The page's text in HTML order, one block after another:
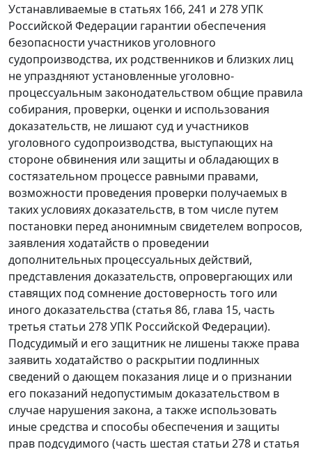
Устанавливаемые в статьях 166, 241 и 278УПК
Российской Федерации гарантии обеспечения
безопасности участников уголовного
судопроизводства, их родственников и близких лиц
не упраздняют установленные уголовно-
процессуальным законодательством общие правила
собирания, проверки, оценки и использования
доказательств, не лишают суд и участников
уголовного судопроизводства, выступающих на
стороне обвинения или защиты и обладающих в
состязательном процессе равными правами,
возможности проведения проверки получаемых в
таких условиях доказательств, в том числе путем
постановки перед анонимным свидетелем вопросов,
заявления ходатайств о проведении
дополнительных процессуальных действий,
представления доказательств, опровергающих или
ставящих под сомнение достоверность того или
иного доказательства (статья 86, глава 15, часть
третья статьи 278УПК Российской Федерации).
Подсудимый и его защитник не лишены также права
заявить ходатайство о раскрытии подлинных
сведений о дающем показания лице и о признании
его показаний недопустимым доказательством в
случае нарушения закона, а также использовать
иные средства и способы обеспечения и защиты
прав подсудимого (часть шестая статьи 278 и статья